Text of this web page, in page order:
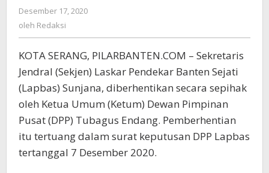
Seluruh
Atributnya
Desember 17, 2020
oleh Redaksi
KOTA SERANG, PILARBANTEN.COM – Sekretaris
Jendral (Sekjen) Laskar Pendekar Banten Sejati
(Lapbas) Sunjana, diberhentikan secara sepihak
oleh Ketua Umum (Ketum) Dewan Pimpinan
Pusat (DPP) Tubagus Endang. Pemberhentian
itu tertuang dalam surat keputusan DPP Lapbas
tertanggal 7 Desember 2020.